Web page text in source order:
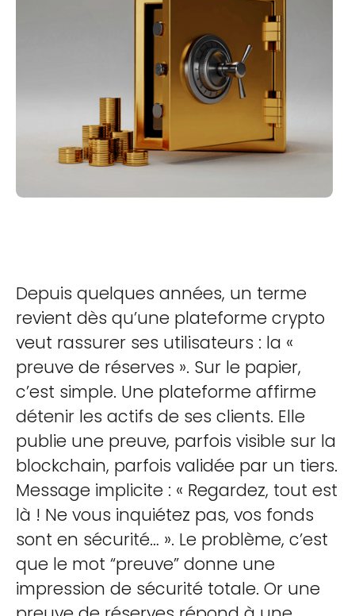
Depuis quelques années, un terme
revient dès qu’une plateforme crypto
veut rassurer ses utilisateurs : la «
preuve de réserves ». Sur le papier,
c’est simple. Une plateforme affirme
détenir les actifs de ses clients. Elle
publie une preuve, parfois visible sur la
blockchain, parfois validée par un tiers.
Message implicite : « Regardez, tout est
là ! Ne vous inquiétez pas, vos fonds
sont en sécurité… ». Le problème, c’est
que le mot “preuve” donne une
impression de sécurité totale. Or une